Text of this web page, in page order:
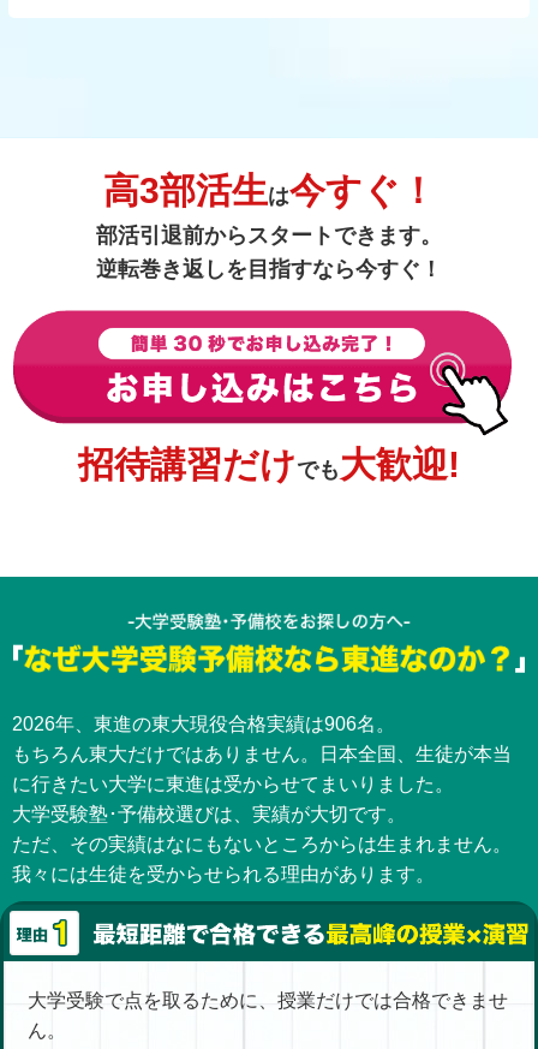
高3部活生は今すぐ！
部活引退前からスタートできます。
逆転巻き返しを目指すなら今すぐ！
招待講習だけでも 大歓迎!
2026年、東進の東大現役合格実績は906名。
もちろん東大だけではありません。日本全国、生徒が本当
に行きたい大学に東進は受からせてまいりました。
大学受験塾･予備校選びは、実績が大切です。
ただ、その実績はなにもないところからは生まれません。
我々には生徒を受からせられる理由があります。
大学受験で点を取るために、授業だけでは合格できませ
ん。